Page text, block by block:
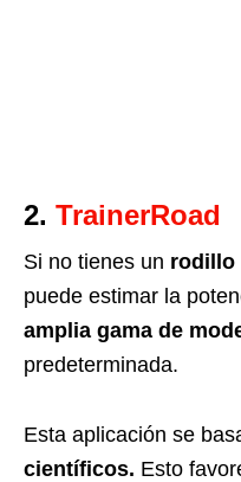
2. TrainerRoad
Si no tienes un rodillo
puede estimar la
amplia gama de
predeterminada.
Esta aplicación se
científicos. Esto